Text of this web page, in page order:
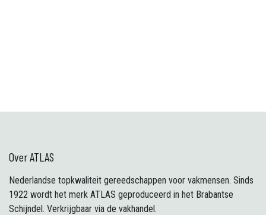
Over ATLAS
Nederlandse topkwaliteit gereedschappen voor vakmensen. Sinds
1922 wordt het merk ATLAS geproduceerd in het Brabantse
Schijndel. Verkrijgbaar via de vakhandel.